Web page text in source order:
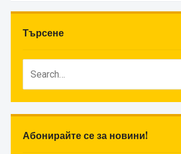
Търсене
Абонирайте се за новини!